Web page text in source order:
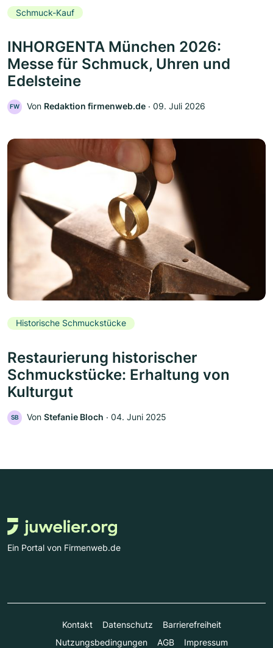
Schmuck-Kauf
INHORGENTA München 2026:
Messe für Schmuck, Uhren und
Edelsteine
FW Von Redaktion firmenweb.de ‧ 09. Juli 2026
Historische Schmuckstücke
Restaurierung historischer
Schmuckstücke: Erhaltung von
Kulturgut
SB Von Stefanie Bloch ‧ 04. Juni 2025
Ein Portal von Firmenweb.de
Kontakt Datenschutz
Barrierefreiheit
Nutzungsbedingungen
AGB Impressum